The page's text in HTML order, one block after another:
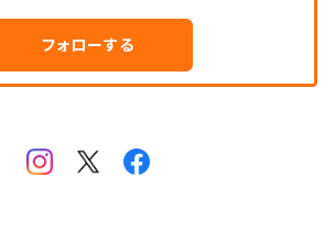
フォローする